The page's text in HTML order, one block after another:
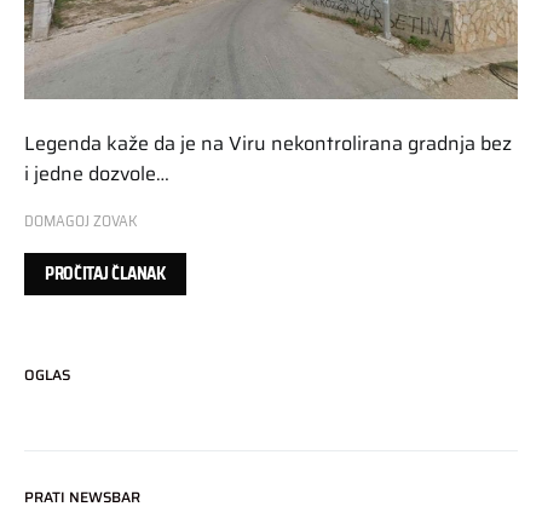
Legenda kaže da je na Viru nekontrolirana gradnja bez
i jedne dozvole…
DOMAGOJ ZOVAK
PROČITAJ ČLANAK
OGLAS
PRATI NEWSBAR